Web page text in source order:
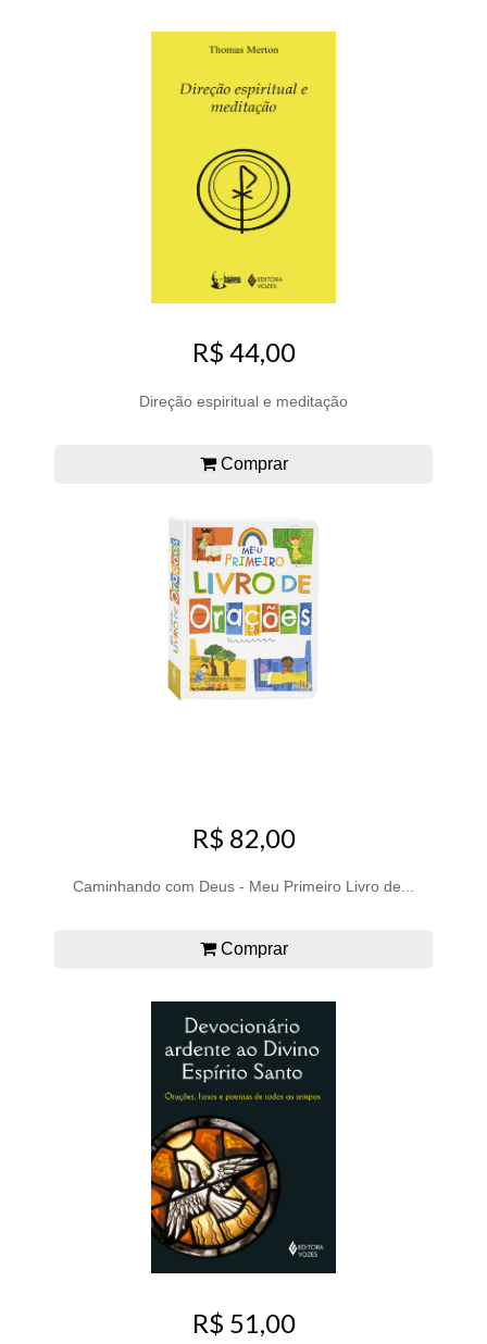
R$ 44,00
Direção espiritual e meditação
Comprar
R$ 82,00
Caminhando com Deus - Meu Primeiro Livro de...
Comprar
R$ 51,00